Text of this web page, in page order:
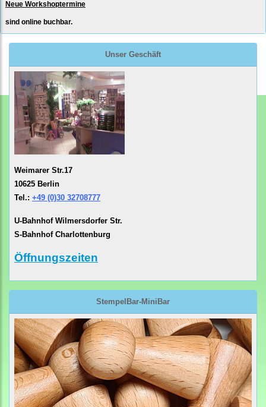
Neue Workshoptermine
sind online buchbar.
Unser Geschäft
Weimarer Str.17
10625 Berlin
Tel.: +49 (0)30 32708777
U-Bahnhof Wilmersdorfer Str.
S-Bahnhof Charlottenburg
Öffnungszeiten
StempelBar-MiniBar